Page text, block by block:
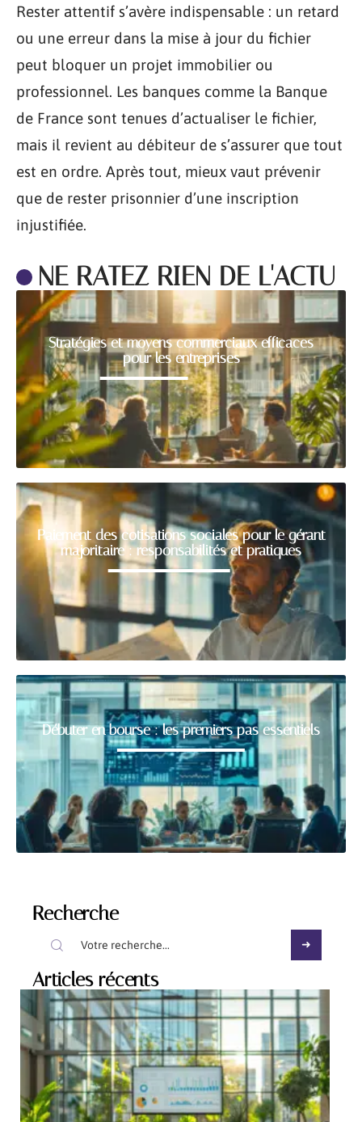
Rester attentif s’avère indispensable : un retard
ou une erreur dans la mise à jour du fichier
peut bloquer un projet immobilier ou
professionnel. Les banques comme la Banque
de France sont tenues d’actualiser le fichier,
mais il revient au débiteur de s’assurer que tout
est en ordre. Après tout, mieux vaut prévenir
que de rester prisonnier d’une inscription
injustifiée.
NE RATEZ RIEN DE L'ACTU
Stratégies et moyens commerciaux efficaces
pour les entreprises
Paiement des cotisations sociales pour le gérant
majoritaire : responsabilités et pratiques
Débuter en bourse : les premiers pas essentiels
Recherche
Articles récents